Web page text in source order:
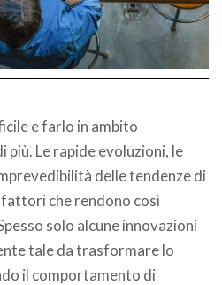
e farlo in ambito
più. Le rapide evoluzioni, le
delle tendenze di
che rendono così
solo alcune innovazioni
tale da trasformare lo
il comportamento di